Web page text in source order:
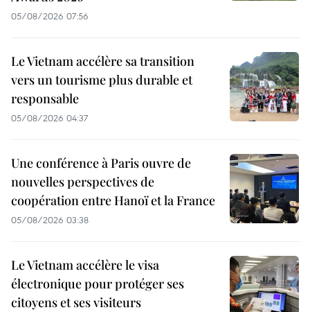
05/08/2026 07:56
Le Vietnam accélère sa transition
vers un tourisme plus durable et
responsable
05/08/2026 04:37
Une conférence à Paris ouvre de
nouvelles perspectives de
coopération entre Hanoï et la France
05/08/2026 03:38
Le Vietnam accélère le visa
électronique pour protéger ses
citoyens et ses visiteurs